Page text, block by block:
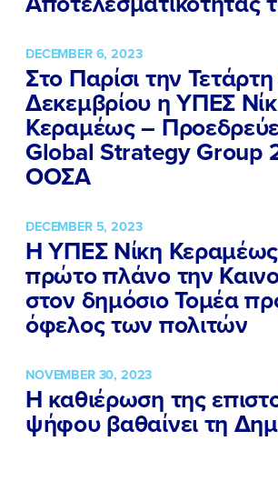
DECEMBER 6, 2023
Στο Παρίσι την
Δεκεμβρίου η ΥΠΕΣ
Κεραμέως –
Global Strategy Group
ΟΟΣΑ
DECEMBER 5, 2023
Η ΥΠΕΣ Νίκη Κεραμέως
πρώτο πλάνο την
στον δημόσιο Τομέα
όφελος των πολιτών
NOVEMBER 30, 2023
Η καθιέρωση της
ψήφου βαθαίνει τη